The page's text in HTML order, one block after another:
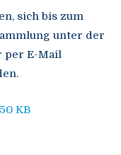
sich bis zum
unter der
per E-Mail
KB